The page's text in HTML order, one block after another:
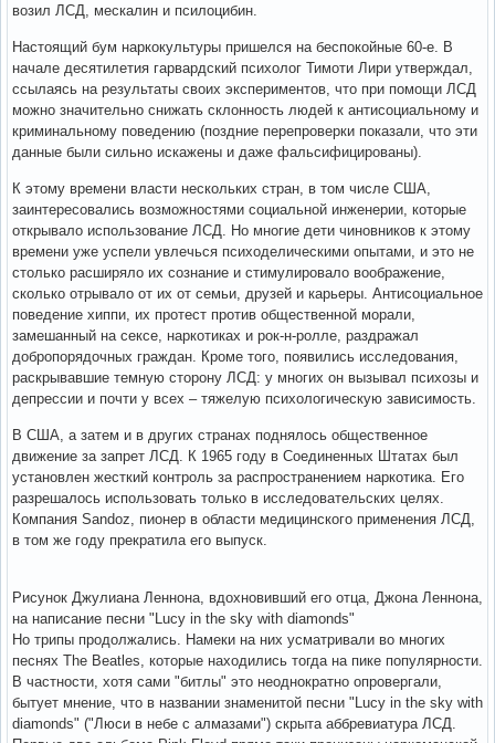
возил ЛСД, мескалин и псилоцибин.
Настоящий бум наркокультуры пришелся на беспокойные 60-е. В
начале десятилетия гарвардский психолог Тимоти Лири утверждал,
ссылаясь на результаты своих экспериментов, что при помощи ЛСД
можно значительно снижать склонность людей к антисоциальному и
криминальному поведению (поздние перепроверки показали, что эти
данные были сильно искажены и даже фальсифицированы).
К этому времени власти нескольких стран, в том числе США,
заинтересовались возможностями социальной инженерии, которые
открывало использование ЛСД. Но многие дети чиновников к этому
времени уже успели увлечься психоделическими опытами, и это не
столько расширяло их сознание и стимулировало воображение,
сколько отрывало от их от семьи, друзей и карьеры. Антисоциальное
поведение хиппи, их протест против общественной морали,
замешанный на сексе, наркотиках и рок-н-ролле, раздражал
добропорядочных граждан. Кроме того, появились исследования,
раскрывавшие темную сторону ЛСД: у многих он вызывал психозы и
депрессии и почти у всех – тяжелую психологическую зависимость.
В США, а затем и в других странах поднялось общественное
движение за запрет ЛСД. К 1965 году в Соединенных Штатах был
установлен жесткий контроль за распространением наркотика. Его
разрешалось использовать только в исследовательских целях.
Компания Sandoz, пионер в области медицинского применения ЛСД,
в том же году прекратила его выпуск.
Рисунок Джулиана Леннона, вдохновивший его отца, Джона Леннона,
на написание песни "Lucy in the sky with diamonds"
Но трипы продолжались. Намеки на них усматривали во многих
песнях The Beatles, которые находились тогда на пике популярности.
В частности, хотя сами "битлы" это неоднократно опровергали,
бытует мнение, что в названии знаменитой песни "Lucy in the sky with
diamonds" ("Люси в небе с алмазами") скрыта аббревиатура ЛСД.